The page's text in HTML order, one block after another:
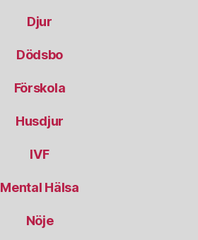
Djur
Dödsbo
Förskola
Husdjur
IVF
Mental Hälsa
Nöje